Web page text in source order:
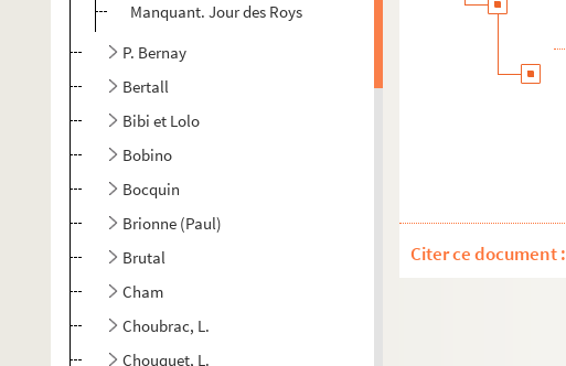
Manquant. Jour des Roys
P. Bernay
Bertall
Bibi et Lolo
Bobino
Bocquin
Brionne (Paul)
Brutal
Cham
Choubrac, L.
Chouquet, L.
Citer ce document :